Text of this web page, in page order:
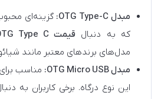
مبدل OTG Type-C:
گزینه‌ای
که به دنبال قیمت OTG Type C اصلی سامسونگ
مدل‌های برندهای معتبر مانند
مبدل OTG Micro USB:
مناسب
این نوع درگاه. برخی کاربران به